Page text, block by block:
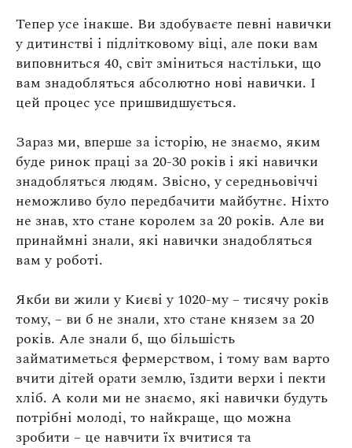
Тепер усе інакше. Ви здобуваєте певні навички
у дитинстві і підлітковому віці, але поки вам
виповниться 40, світ зміниться настільки, що
вам знадобляться абсолютно нові навички. І
цей процес усе пришвидшується.
Зараз ми, вперше за історію, не знаємо, яким
буде ринок праці за 20-30 років і які навички
знадобляться людям. Звісно, у середньовіччі
неможливо було передбачити майбутнє. Ніхто
не знав, хто стане королем за 20 років. Але ви
принаймні знали, які навички знадобляться
вам у роботі.
Якби ви жили у Києві у 1020-му – тисячу років
тому, – ви б не знали, хто стане князем за 20
років. Але знали б, що більшість
займатиметься фермерством, і тому вам варто
вчити дітей орати землю, їздити верхи і пекти
хліб. А коли ми не знаємо, які навички будуть
потрібні молоді, то найкраще, що можна
зробити – це навчити їх вчитися та